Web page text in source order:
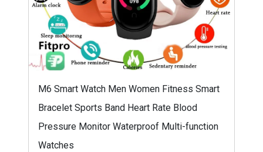
M6 Smart Watch Men Women Fitness Smart
Bracelet Sports Band Heart Rate Blood
Pressure Monitor Waterproof Multi-function
Watches